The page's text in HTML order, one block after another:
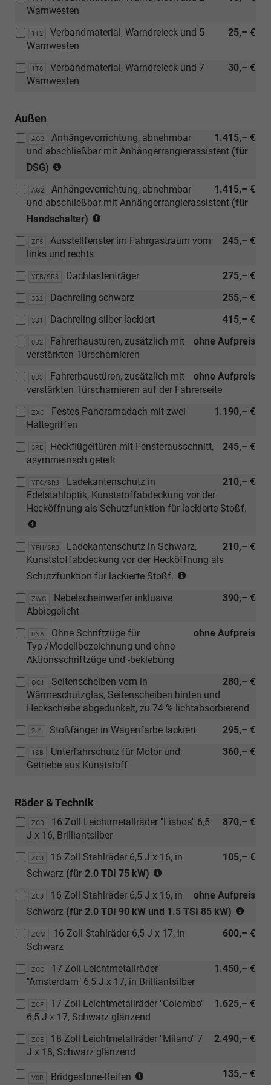
Warnwesten
1T2 25,– €
Verbandmaterial, Warndreieck und 5
Warnwesten
1T8 30,– €
Verbandmaterial, Warndreieck und 7
Warnwesten
Außen
AG2 1.415,– €
Anhängevorrichtung, abnehmbar
und abschließbar mit Anhängerrangierassistent (für
DSG)
Verbindung
mit
[KA2]
"Rear
View"
und
Assistenzpaket
AG2 1.415,– €
Anhängevorrichtung, abnehmbar
und abschließbar mit Anhängerrangierassistent (für
Handschalter)
Verbindung
[KA2]
Rückfahrkamera
"Rear
und
[ZWD]
Parklenkassistent
Car2X)
ZF5 245,– €
Ausstellfenster im Fahrgastraum vorn
links und rechts
YFB/SR3 275,– €
Dachlastenträger
3S2 255,– €
Dachreling schwarz
3S1 415,– €
Dachreling silber lackiert
0D2 ohne Aufpreis
Fahrerhaustüren, zusätzlich mit
verstärkten Türscharnieren
0D3 ohne Aufpreis
Fahrerhaustüren, zusätzlich mit
verstärkten Türscharnieren auf der Fahrerseite
ZXC 1.190,– €
Festes Panoramadach mit zwei
Haltegriffen
3RE 245,– €
Heckflügeltüren mit Fensterausschnitt,
asymmetrisch geteilt
YFG/SR3 210,– €
Ladekantenschutz in
Edelstahloptik, Kunststoffabdeckung vor der
Hecköffnung als Schutzfunktion für lackierte Stoßf.
Verbindung
mit
[2J1]
in
Wagenfarbe
lackiert)
YFH/SR3 210,– €
Ladekantenschutz in Schwarz,
Kunststoffabdeckung vor der Hecköffnung als
Schutzfunktion für lackierte Stoßf.
Verbindung
[2J1]
Stoßfänger
ZWG 390,– €
Nebelscheinwerfer inklusive
Abbiegelicht
0NA ohne Aufpreis
Ohne Schriftzüge für
Typ-/Modellbezeichnung und ohne
Aktionsschriftzüge und -beklebung
QC1 280,– €
Seitenscheiben vorn in
Wärmeschutzglas, Seitenscheiben hinten und
Heckscheibe abgedunkelt, zu 74 % lichtabsorbierend
2J1 295,– €
Stoßfänger in Wagenfarbe lackiert
1SB 360,– €
Unterfahrschutz für Motor und
Getriebe aus Kunststoff
Räder & Technik
ZCD 870,– €
16 Zoll Leichtmetallräder "Lisboa" 6,5
J x 16, Brilliantsilber
ZCJ 105,– €
16 Zoll Stahlräder 6,5 J x 16, in
Schwarz (für 2.0 TDI 75 kW)
Verbindung
mit
TDI
und
3er-
2.
ZCJ ohne Aufpreis
16 Zoll Stahlräder 6,5 J x 16, in
Schwarz (für 2.0 TDI 90 kW und 1.5 TSI 85 kW)
2.0
TDI
kW
TSI
kW
ZCM 600,– €
16 Zoll Stahlräder 6,5 J x 17, in
Schwarz
ZCC 1.450,– €
17 Zoll Leichtmetallräder
"Amsterdam" 6,5 J x 17, in Brilliantsilber
ZCF 1.625,– €
17 Zoll Leichtmetallräder "Colombo"
6,5 J x 17, Schwarz glänzend
ZCE 2.490,– €
18 Zoll Leichtmetallräder "Milano" 7
J x 18, Schwarz glänzend
V0R 135,– €
Bridgestone-Reifen